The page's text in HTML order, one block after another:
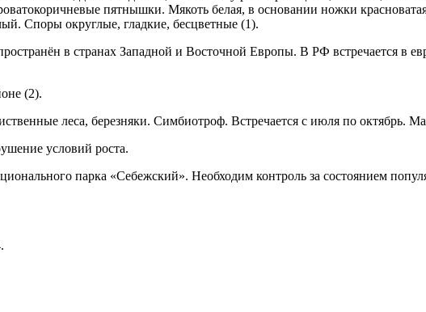
пятнышки. Мякоть белая, в основании ножки
Споры округлые, гладкие, бесцветные (1).
в странах Западной и Восточной Европы. В РФ встречается в
(2).
леса, березняки. Симбиотроф. Встречается с июля по октябрь.
условий роста.
парка «Себежский». Необходим контроль за состоянием